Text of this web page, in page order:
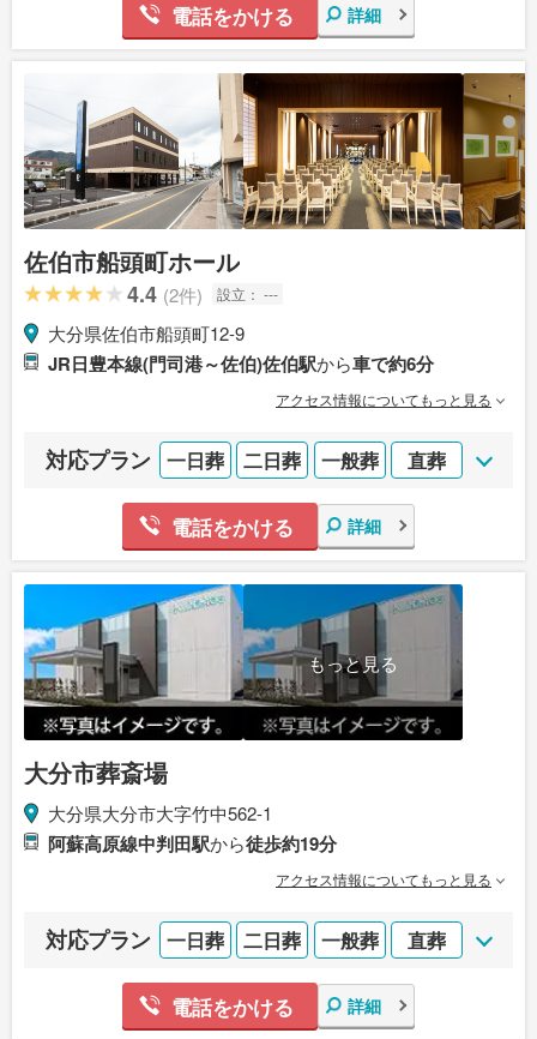
電話をかける 詳細
佐伯市船頭町ホール
4.4 (2件) 設立： ---
大分県佐伯市船頭町12-9
JR日豊本線(門司港～佐伯)佐伯駅から車で約6分
アクセス情報についてもっと見る
対応プラン 一日葬 二日葬 一般葬 直葬
電話をかける 詳細
もっと見る
大分市葬斎場
大分県大分市大字竹中562-1
阿蘇高原線中判田駅から徒歩約19分
アクセス情報についてもっと見る
対応プラン 一日葬 二日葬 一般葬 直葬
電話をかける 詳細